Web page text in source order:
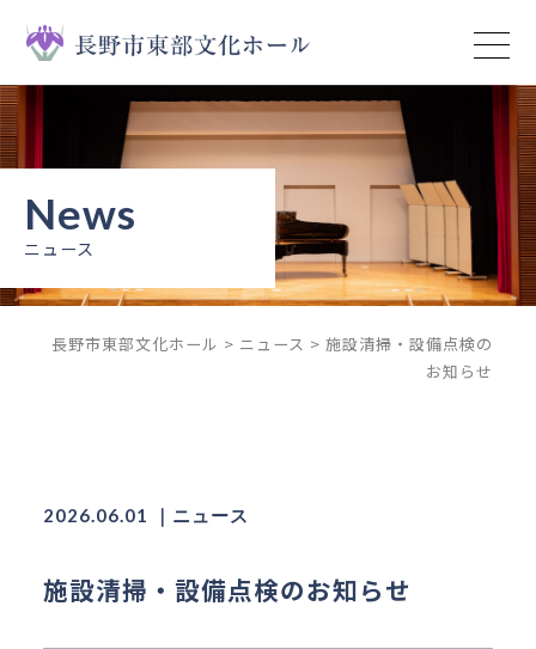
トップページ
予約状況
お問い合わせ
ニュース
長野市東部文化ホール > ニュース >施設清掃・設備点検の
お知らせ
2026.06.01 ｜ニュース
施設清掃・設備点検のお知らせ